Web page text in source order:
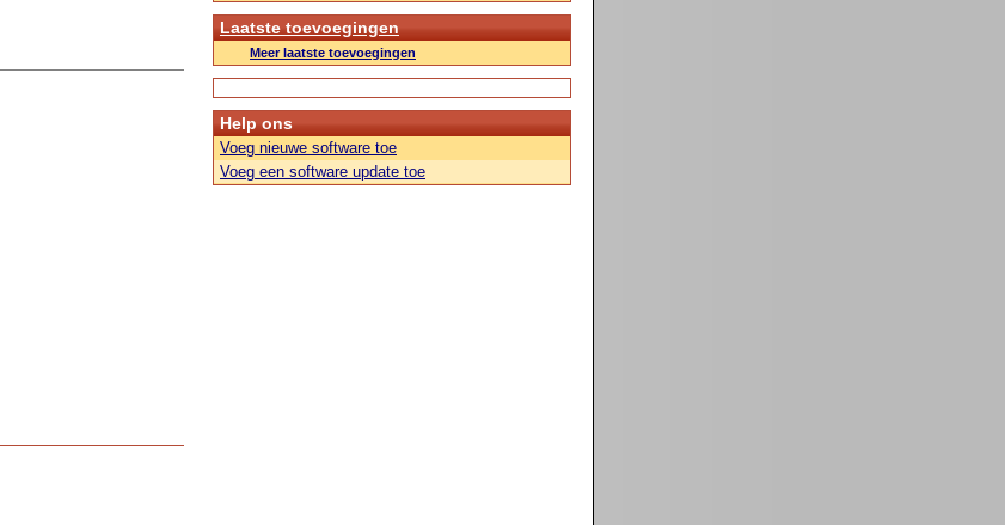
Laatste toevoegingen
Meer laatste toevoegingen
Help ons
Voeg nieuwe software toe
Voeg een software update toe